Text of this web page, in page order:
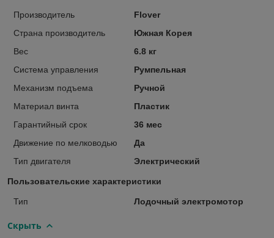
Производитель
Flover
Страна производитель
Южная Корея
Вес
6.8 кг
Система управления
Румпельная
Механизм подъема
Ручной
Материал винта
Пластик
Гарантийный срок
36 мес
Движение по мелководью
Да
Тип двигателя
Электрический
Пользовательские характеристики
Тип Лодочный электромотор
Скрыть